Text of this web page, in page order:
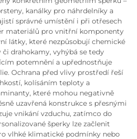
kanálky pro náhrdelníky a
správné umístění i při otřesech
materiálů pro vnitřní komponenty
látky, které nezpůsobují chemické
drahokamy, vyhýbá se tedy
potemnění a upřednostňuje
Ochrana před vlivy prostředí řeší
kolísáním teploty a
které mohou negativně
uzavřená konstrukce s přesnými
vnikání vzduchu, zatímco do
šperky lze začlenit
vlhké klimatické podmínky nebo